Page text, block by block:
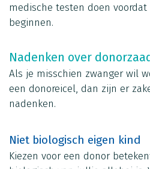
medische testen doen
beginnen.
Nadenken over
Als je misschien zwanger wil
een donoreicel, dan zijn er
nadenken.
Niet biologisch eigen kind
Kiezen voor een donor